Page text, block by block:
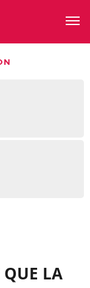
QUE LA